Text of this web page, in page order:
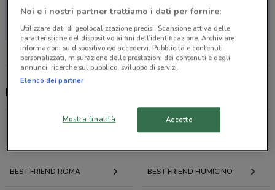
Non ci sono negozi nelle vicinanze
Best Friend, offerte e negozi
BEST FRIEND ROMA BEST FRIEND FIUMICINO
Noi e i nostri partner trattiamo i dati per fornire:
Utilizzare dati di geolocalizzazione precisi. Scansione attiva delle
caratteristiche del dispositivo ai fini dell’identificazione. Archiviare
informazioni su dispositivo e/o accedervi. Pubblicità e contenuti
personalizzati, misurazione delle prestazioni dei contenuti e degli
annunci, ricerche sul pubblico, sviluppo di servizi.
Elenco dei partner
Mostra finalità Accetto